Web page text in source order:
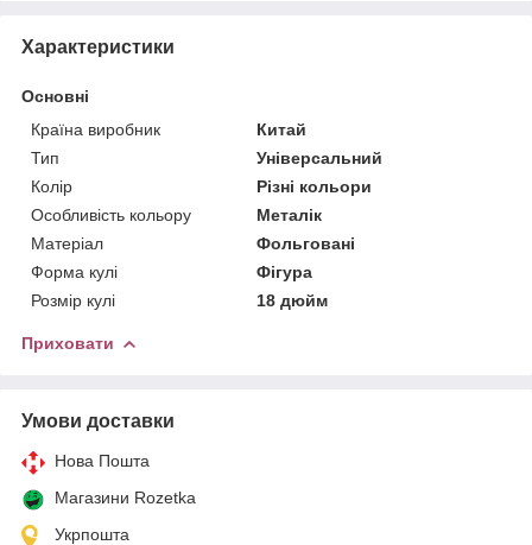
Характеристики
Основні
Країна виробник
Китай
Тип
Універсальний
Колір
Різні кольори
Особливість кольору
Металік
Матеріал
Фольговані
Форма кулі
Фігура
Розмір кулі
18 дюйм
Приховати
Умови доставки
Нова Пошта
Магазини Rozetka
Укрпошта